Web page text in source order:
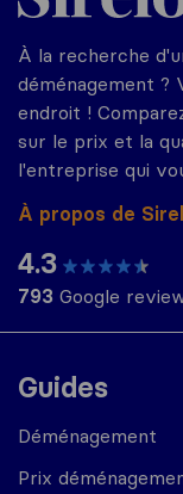
Guides
Déménagement
Prix
À la recherche
déménagement ?
endroit !
sur le prix et la
l'entreprise qui
À propos de
4.3
793 Google